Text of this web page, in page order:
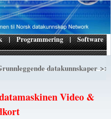
| Programmering | Software
datakunnskaper>>
Video &